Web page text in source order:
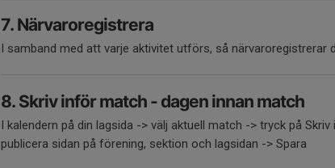
7. Närvaroregistrera
I samband med att varje aktivitet utförs, så närvaroregistrerar
8. Skriv inför match - dagen innan match
I kalendern på din lagsida -> välj aktuell match -> tryck på
publicera sidan på förening, sektion och lagsidan -> Spara